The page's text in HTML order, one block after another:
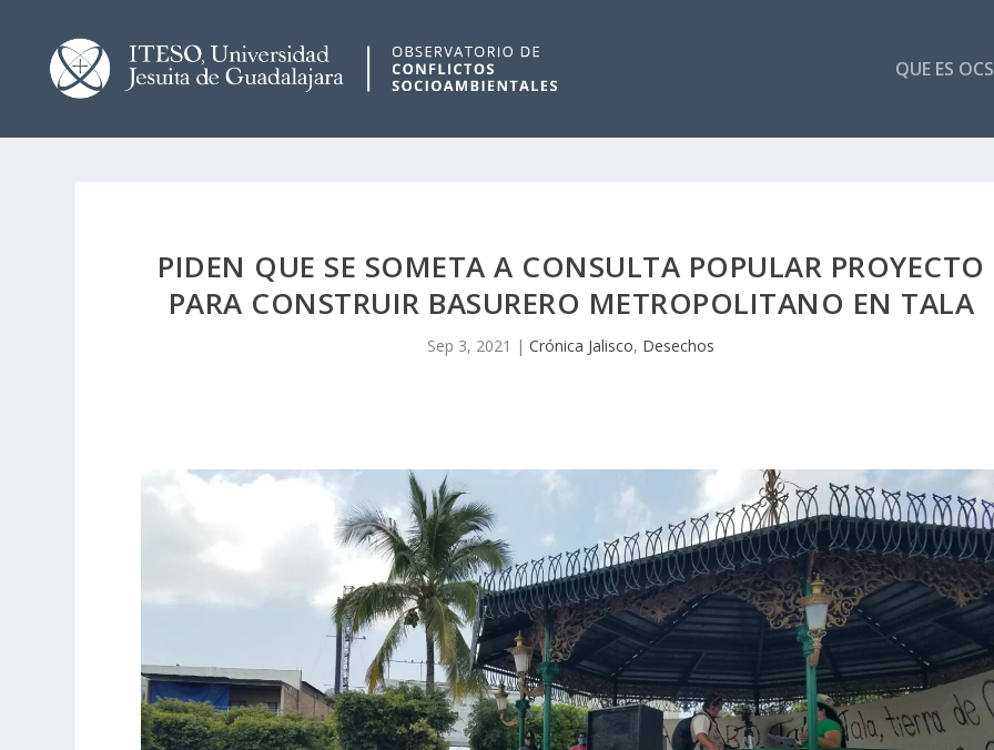
QUE ES
PIDEN QUE SE SOMETA A CONSULTA POPULAR PROYECTO
PARA CONSTRUIR BASURERO METROPOLITANO EN TALA
Sep 3, 2021 |Crónica Jalisco, Desechos